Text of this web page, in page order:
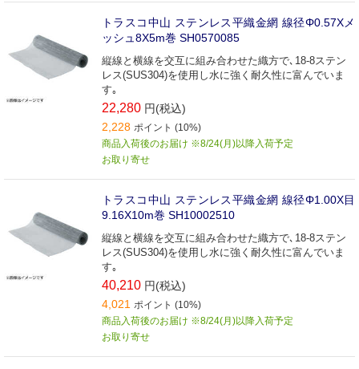
トラスコ中山 ステンレス平織金網 線径Φ0.57Xメ
ッシュ8X5m巻 SH0570085
縦線と横線を交互に組み合わせた織方で､18-8ステン
レス(SUS304)を使用し水に強く耐久性に富んでいま
す｡
22,280 円(税込)
2,228 ポイント (10%)
商品入荷後のお届け ※8/24(月)以降入荷予定
お取り寄せ
トラスコ中山 ステンレス平織金網 線径Φ1.00X目
9.16X10m巻 SH10002510
縦線と横線を交互に組み合わせた織方で､18-8ステン
レス(SUS304)を使用し水に強く耐久性に富んでいま
す｡
40,210 円(税込)
4,021 ポイント (10%)
商品入荷後のお届け ※8/24(月)以降入荷予定
お取り寄せ